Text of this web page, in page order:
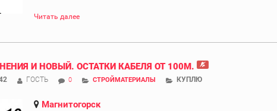
Читать далее
И НОВЫЙ. ОСТАТКИ КАБЕЛЯ ОТ 100М.
ГОСТЬ 0 СТРОЙМАТЕРИАЛЫ КУПЛЮ
Магнитогорск